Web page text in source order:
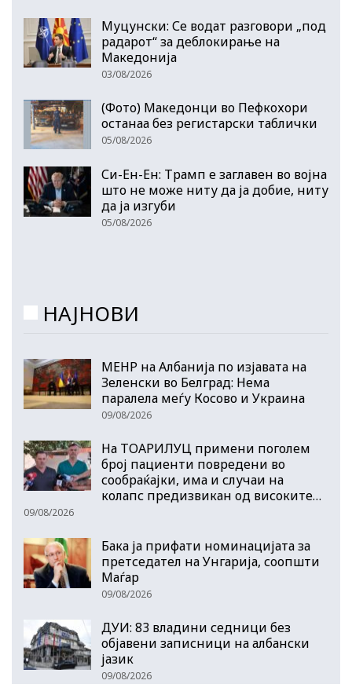
Муцунски: Се водат разговори „под
радарот“ за деблокирање на
Македонија
03/08/2026
(Фото) Македонци во Пефкохори
останаа без регистарски таблички
05/08/2026
Си-Ен-Ен: Трамп е заглавен во војна
што не може ниту да ја добие, ниту
да ја изгуби
05/08/2026
НАЈНОВИ
МЕНР на Албанија по изјавата на
Зеленски во Белград: Нема
паралела меѓу Косово и Украина
09/08/2026
На ТОАРИЛУЦ примени поголем
број пациенти повредени во
сообраќајки, има и случаи на
колапс предизвикан од високите…
09/08/2026
Бака ја прифати номинацијата за
претседател на Унгарија, соопшти
Маѓар
09/08/2026
ДУИ: 83 владини седници без
објавени записници на албански
јазик
09/08/2026